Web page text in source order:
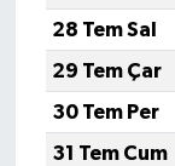
28 Tem Sal
29 Tem Çar
30 Tem Per
31 Tem Cum